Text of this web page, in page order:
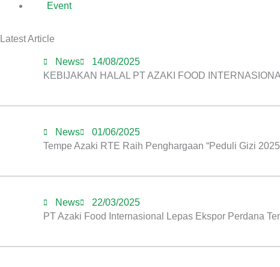
Event
Latest Article
News
14/08/2025
KEBIJAKAN HALAL PT AZAKI FOOD
News
01/06/2025
Tempe Azaki RTE Raih Penghargaan “Peduli Gizi
News
22/03/2025
PT Azaki Food Internasional Lepas Ekspor Perdana